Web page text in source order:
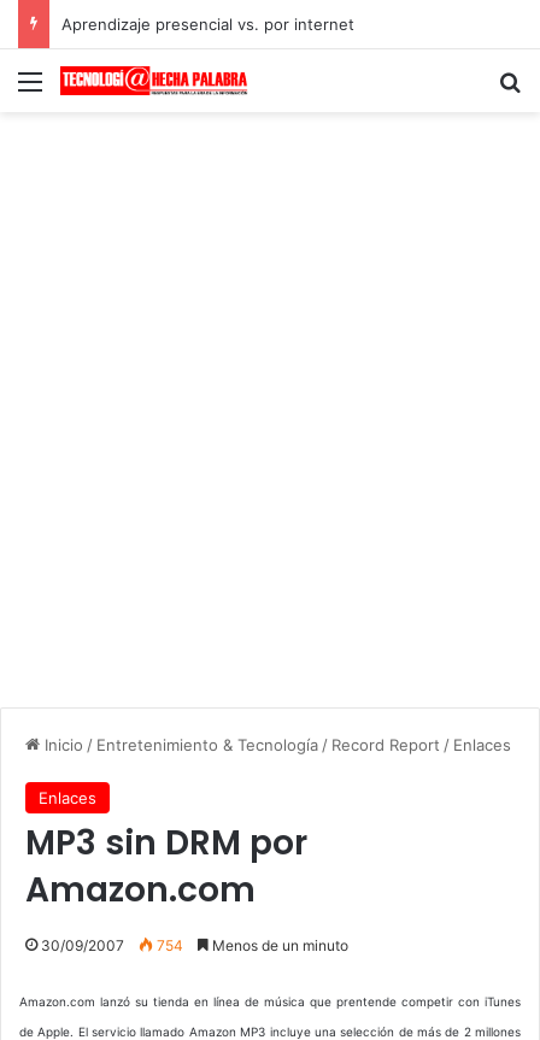
Aprendizaje presencial vs. por internet
Menú
Inicio / Entretenimiento & Tecnología / Record Report / Enlaces
Enlaces
MP3 sin DRM por
Amazon.com
30/09/2007 754 Menos de un minuto
Amazon.com lanzó su tienda en línea de música que prentende competir con iTunes
de Apple. El servicio llamado Amazon MP3 incluye una selección de más de 2 millones